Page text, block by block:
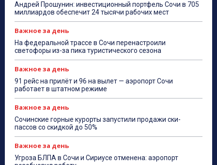
Андрей Прошунин: инвестиционный портфель Сочи в 705
миллиардов обеспечит 24 тысячи рабочих мест
Важное за день
На федеральной трассе в Сочи перенастроили
светофоры из-за пика туристического сезона
Важное за день
91 рейс на прилёт и 96 на вылет — аэропорт Сочи
работает в штатном режиме
Важное за день
Сочинские горные курорты запустили продажи ски-
пассов со скидкой до 50%
Важное за день
Угроза БЛПА в Сочи и Сириусе отменена: аэропорт